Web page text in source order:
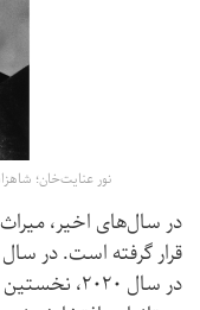
نور عنایت‌خان؛
در سال‌های اخیر،
در سال